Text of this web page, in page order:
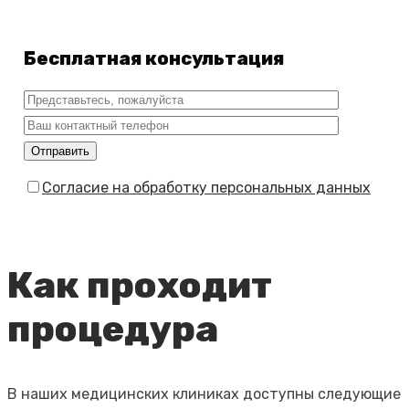
Бесплатная консультация
Согласие на обработку персональных данных
Как проходит
процедура
В наших медицинских клиниках доступны следующие